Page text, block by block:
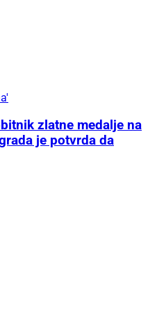
zlatne medalje na
je potvrda da